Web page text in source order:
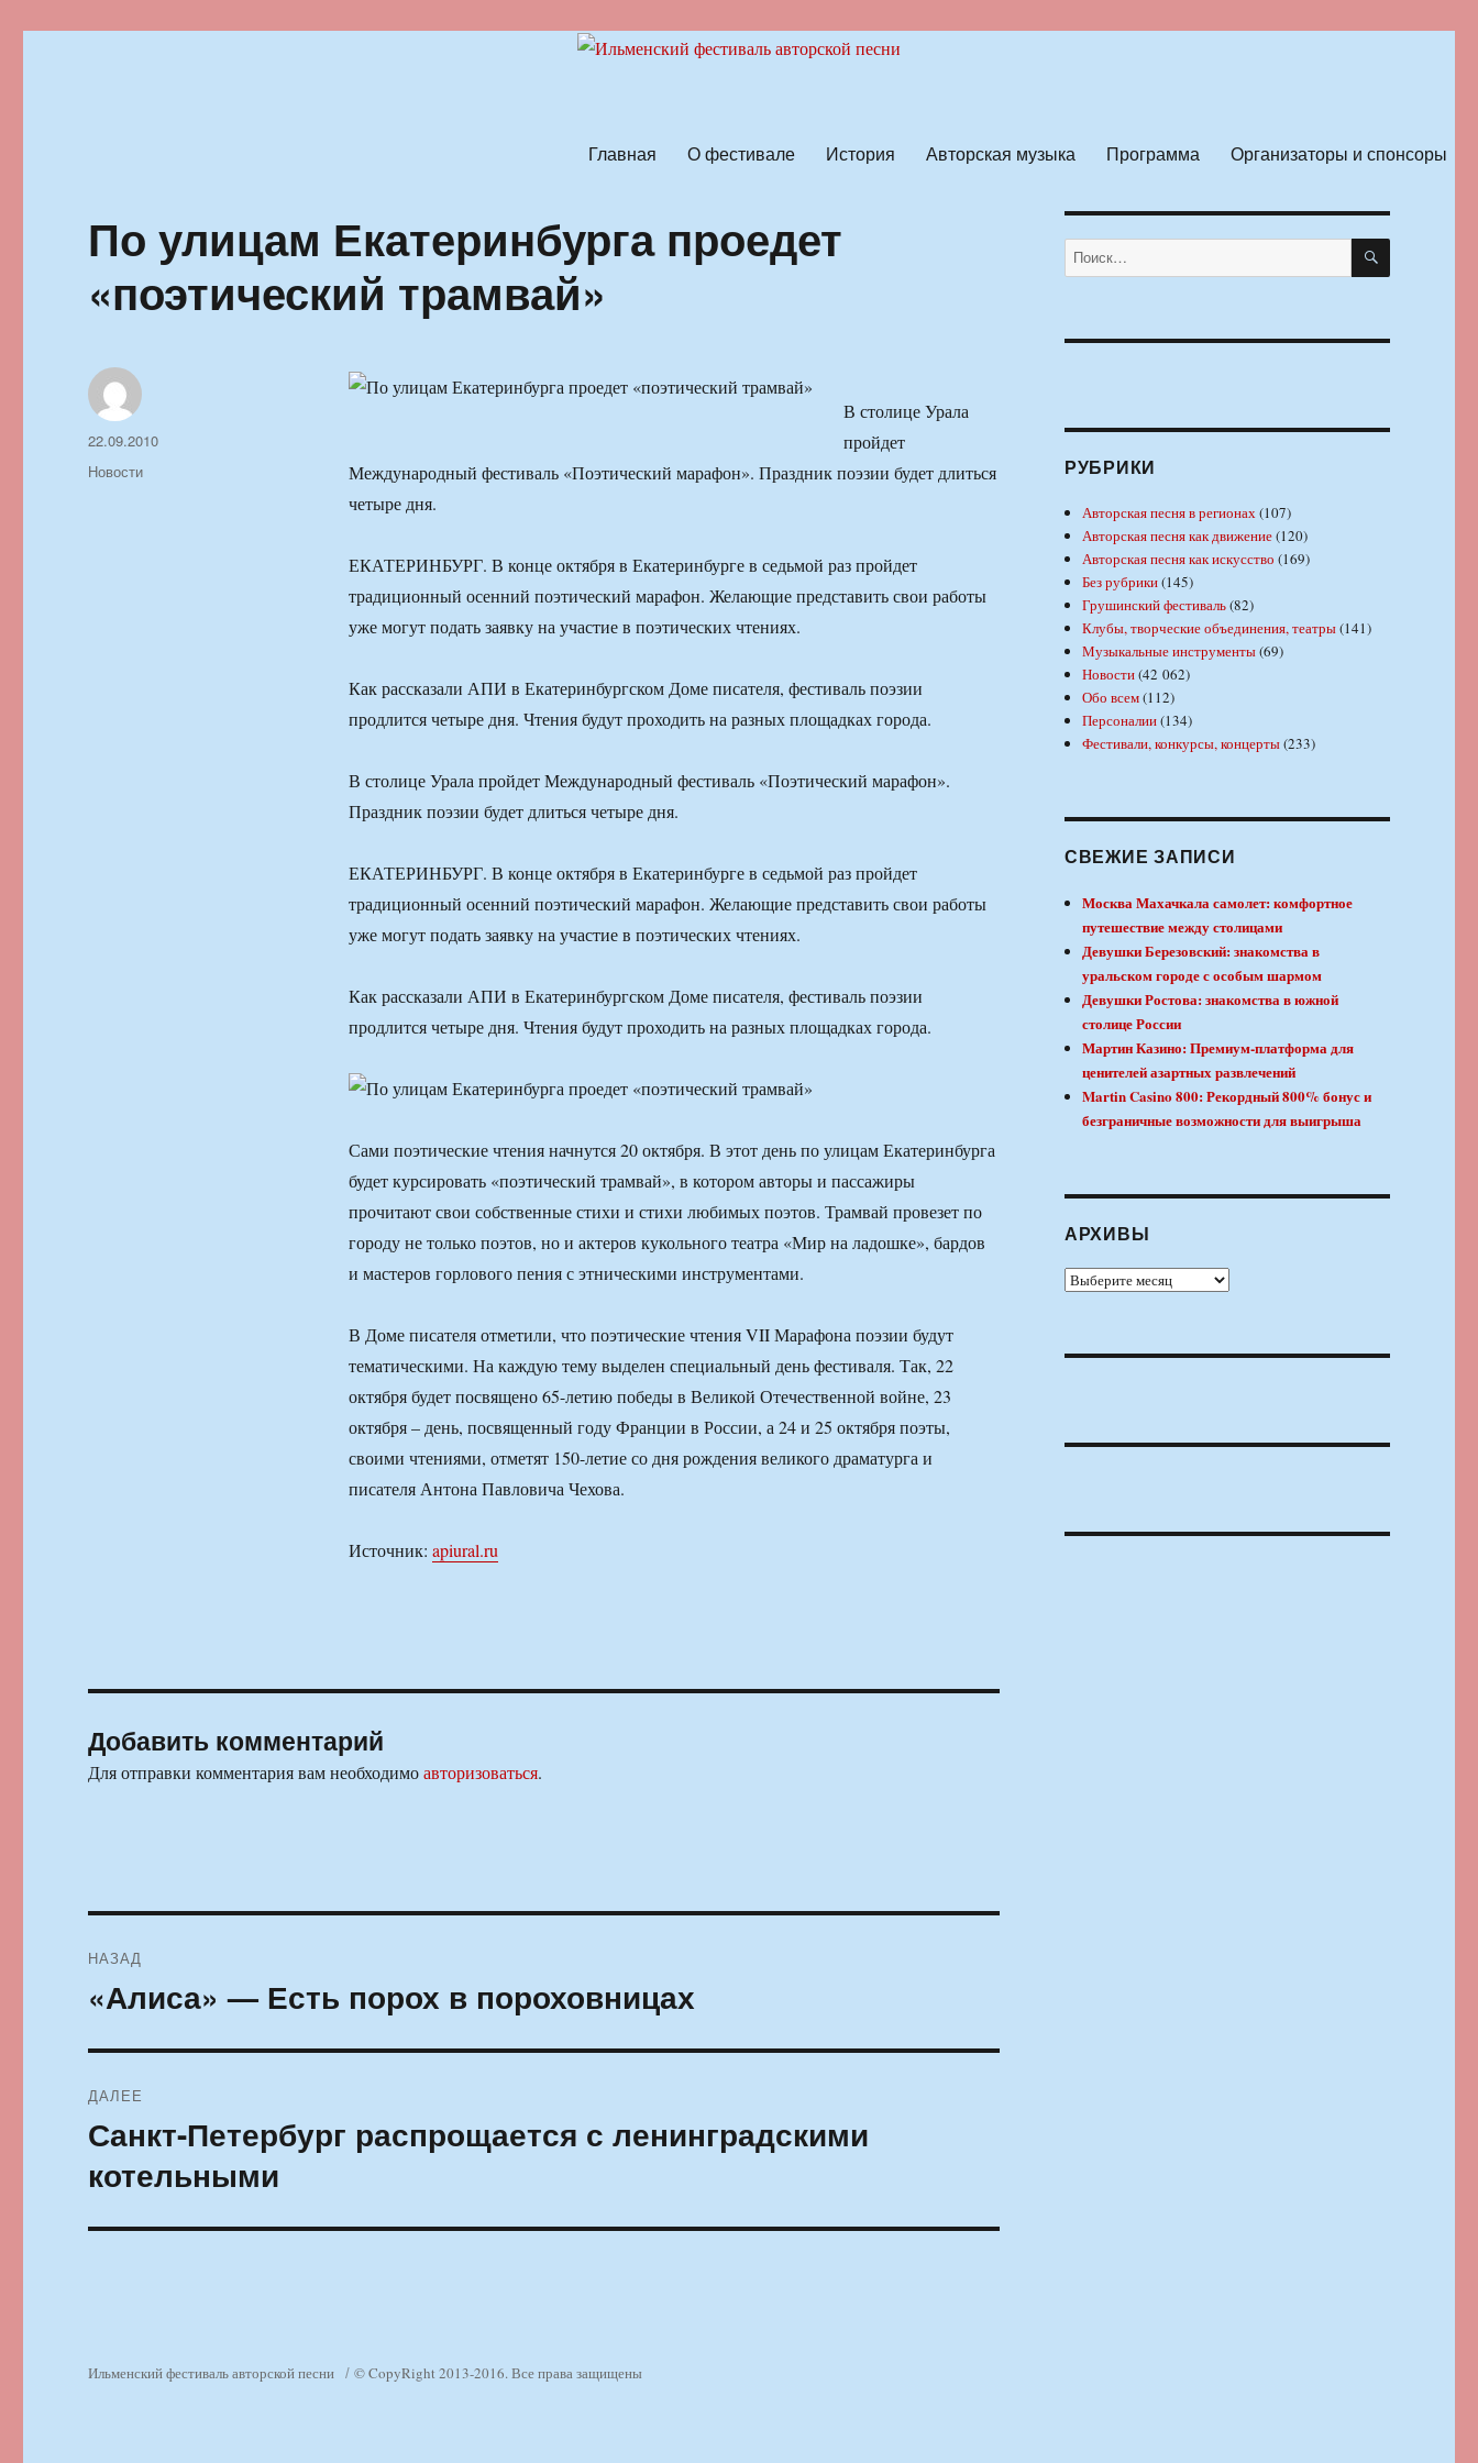
Главная О фестивале История Авторская музыка Программа Организаторы и спонсоры
По улицам Екатеринбурга проедет
«поэтический трамвай»
В столице Урала
пройдет
Международный фестиваль «Поэтический марафон». Праздник поэзии будет длиться
четыре дня.
ЕКАТЕРИНБУРГ. В конце октября в Екатеринбурге в седьмой раз пройдет
традиционный осенний поэтический марафон. Желающие представить свои работы
уже могут подать заявку на участие в поэтических чтениях.
Как рассказали АПИ в Екатеринбургском Доме писателя, фестиваль поэзии
продлится четыре дня. Чтения будут проходить на разных площадках города.
В столице Урала пройдет Международный фестиваль «Поэтический марафон».
Праздник поэзии будет длиться четыре дня.
ЕКАТЕРИНБУРГ. В конце октября в Екатеринбурге в седьмой раз пройдет
традиционный осенний поэтический марафон. Желающие представить свои работы
уже могут подать заявку на участие в поэтических чтениях.
Как рассказали АПИ в Екатеринбургском Доме писателя, фестиваль поэзии
продлится четыре дня. Чтения будут проходить на разных площадках города.
Сами поэтические чтения начнутся 20 октября. В этот день по улицам Екатеринбурга
будет курсировать «поэтический трамвай», в котором авторы и пассажиры
прочитают свои собственные стихи и стихи любимых поэтов. Трамвай провезет по
городу не только поэтов, но и актеров кукольного театра «Мир на ладошке», бардов
и мастеров горлового пения с этническими инструментами.
В Доме писателя отметили, что поэтические чтения VII Марафона поэзии будут
тематическими. На каждую тему выделен специальный день фестиваля. Так, 22
октября будет посвящено 65-летию победы в Великой Отечественной войне, 23
октября – день, посвященный году Франции в России, а 24 и 25 октября поэты,
своими чтениями, отметят 150-летие со дня рождения великого драматурга и
писателя Антона Павловича Чехова.
Источник: apiural.ru
Автор
Опубликовано
22.09.2010
Рубрики
Новости
Добавить комментарий
Для отправки комментария вам необходимоавторизоваться.
по
НАЗАД
Предыдущая
«Алиса» — Есть порох в пороховницах
ДАЛЕЕ
Следующая
Санкт-Петербург распрощается с ленинградскими
котельными
Искать: ПОИСК
РУБРИКИ
Авторская песня в регионах(107)
Авторская песня как движение(120)
Авторская песня как искусство (169)
Без рубрики(145)
Грушинский фестиваль(82)
Клубы, творческие объединения, театры(141)
Музыкальные инструменты(69)
Новости(42 062)
Обо всем(112)
Персоналии(134)
Фестивали, конкурсы, концерты(233)
СВЕЖИЕ ЗАПИСИ
Москва Махачкала самолет: комфортное
путешествие между столицами
Девушки Березовский: знакомства в
уральском городе с особым шармом
Девушки Ростова: знакомства в южной
столице России
Мартин Казино: Премиум-платформа для
ценителей азартных развлечений
Martin Casino 800: Рекордный 800% бонус и
безграничные возможности для выигрыша
АРХИВЫ
Архивы
Ильменский фестиваль авторской песни © CopyRight 2013-2016. Все права защищены